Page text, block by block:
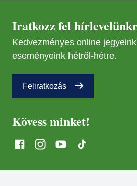
Iratkozz fel
Kedvezményes online
eseményeink hétről-hétre.
Feliratkozás
Kövess minket!